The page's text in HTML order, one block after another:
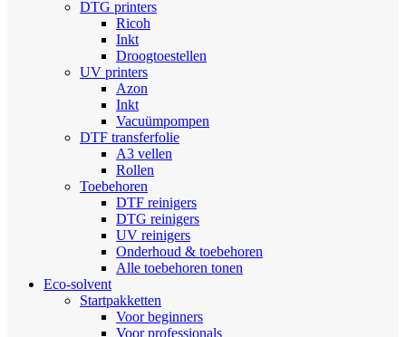
DTG printers
Ricoh
Inkt
Droogtoestellen
UV printers
Azon
Inkt
Vacuümpompen
DTF transferfolie
A3 vellen
Rollen
Toebehoren
DTF reinigers
DTG reinigers
UV reinigers
Onderhoud & toebehoren
Alle toebehoren tonen
Eco-solvent
Startpakketten
Voor beginners
Voor professionals